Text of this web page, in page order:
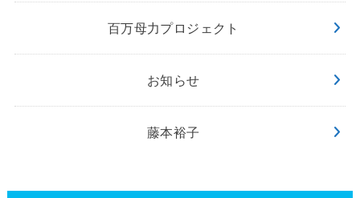
百万母力プロジェクト
お知らせ
藤本裕子